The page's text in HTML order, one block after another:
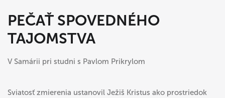
PEČAŤ SPOVEDNÉHO
TAJOMSTVA
V Samárii pri studni s Pavlom Prikrylom
Sviatosť zmierenia ustanovil Ježiš Kristus ako prostriedok